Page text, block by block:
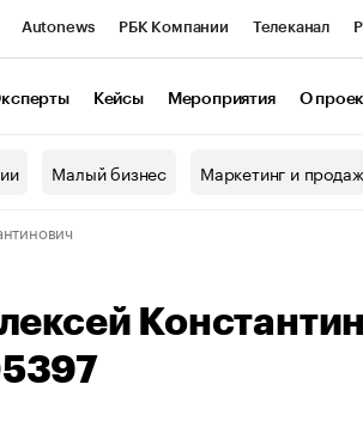
Autonews РБК Компании Телеканал
Кейсы Мероприятия О
Малый бизнес Маркетинг и